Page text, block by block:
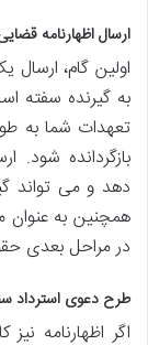
ارسال اظهارنامه
اولین گام،
به گیرنده سفته
تعهدات شما به
بازگردانده شود.
دهد و می تواند
همچنین به عنوان
در مراحل بعدی
طرح دعوی استرداد
اگر اظهارنامه